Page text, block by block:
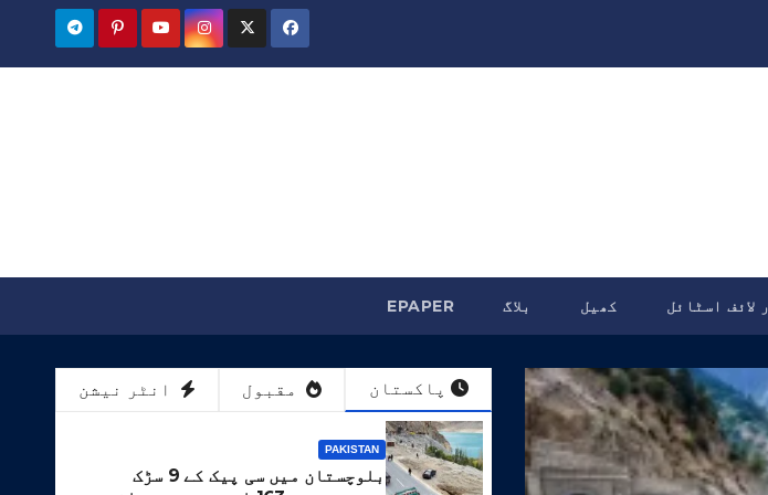
لائف اسٹائل کھیل بلاگ EPAPER
پاکستان مقبول انٹر نیشن
PAKISTAN
بلوچستان میں سی پیک کے 9 سڑک